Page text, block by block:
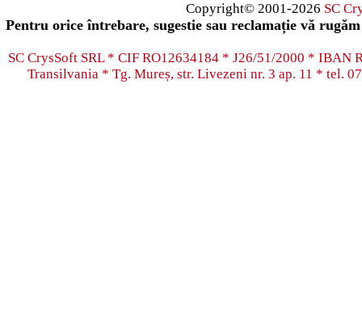
Copyright© 2001-2026 SC
Pentru orice întrebare, sugestie sau reclamație vă
SC CrysSoft SRL * CIF RO12634184 * J26/51/2000 * IBAN
Transilvania * Tg. Mureș, str. Livezeni nr. 3 ap. 11 * tel.